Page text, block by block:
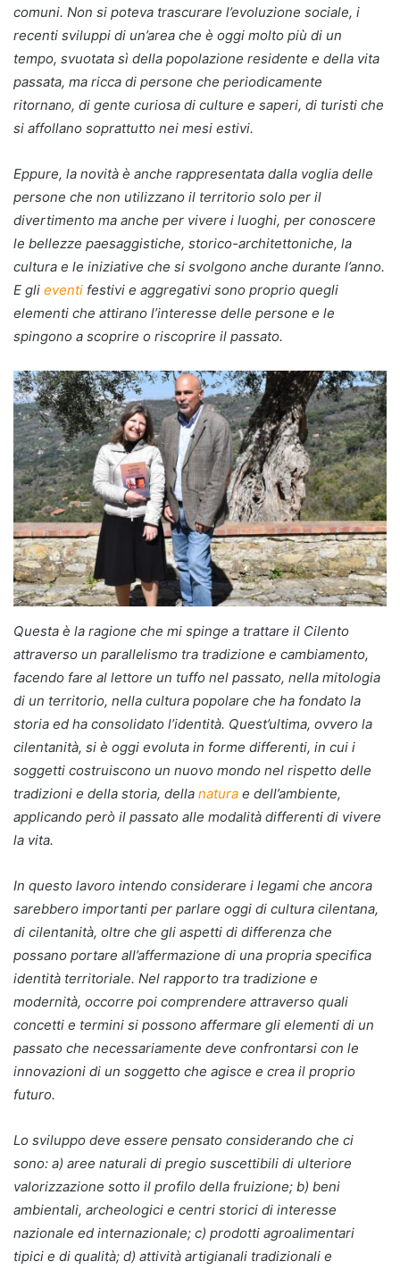
comuni. Non si poteva trascurare l’evoluzione sociale, i
recenti sviluppi di un’area che è oggi molto più di un
tempo, svuotata sì della popolazione residente e della vita
passata, ma ricca di persone che periodicamente
ritornano, di gente curiosa di culture e saperi, di turisti che
si affollano soprattutto nei mesi estivi.
Eppure, la novità è anche rappresentata dalla voglia delle
persone che non utilizzano il territorio solo per il
divertimento ma anche per vivere i luoghi, per conoscere
le bellezze paesaggistiche, storico-architettoniche, la
cultura e le iniziative che si svolgono anche durante l’anno.
E gli eventi festivi e aggregativi sono proprio quegli
elementi che attirano l’interesse delle persone e le
spingono a scoprire o riscoprire il passato.
Questa è la ragione che mi spinge a trattare il Cilento
attraverso un parallelismo tra tradizione e cambiamento,
facendo fare al lettore un tuffo nel passato, nella mitologia
di un territorio, nella cultura popolare che ha fondato la
storia ed ha consolidato l’identità. Quest’ultima, ovvero la
cilentanità, si è oggi evoluta in forme differenti, in cui i
soggetti costruiscono un nuovo mondo nel rispetto delle
tradizioni e della storia, della natura e dell’ambiente,
applicando però il passato alle modalità differenti di vivere
la vita.
In questo lavoro intendo considerare i legami che ancora
sarebbero importanti per parlare oggi di cultura cilentana,
di cilentanità, oltre che gli aspetti di differenza che
possano portare all’affermazione di una propria specifica
identità territoriale. Nel rapporto tra tradizione e
modernità, occorre poi comprendere attraverso quali
concetti e termini si possono affermare gli elementi di un
passato che necessariamente deve confrontarsi con le
innovazioni di un soggetto che agisce e crea il proprio
futuro.
Lo sviluppo deve essere pensato considerando che ci
sono: a) aree naturali di pregio suscettibili di ulteriore
valorizzazione sotto il profilo della fruizione; b) beni
ambientali, archeologici e centri storici di interesse
nazionale ed internazionale; c) prodotti agroalimentari
tipici e di qualità; d) attività artigianali tradizionali e